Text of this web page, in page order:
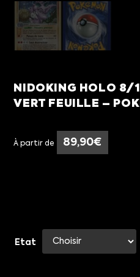
NIDOKING HOLO 8/
VERT FEUILLE –
À partir de 89,90€
Etat